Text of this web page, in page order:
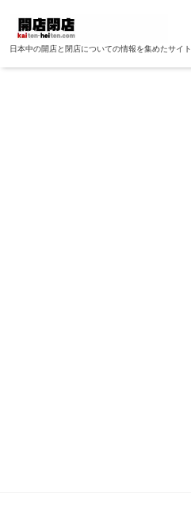
日本中の開店と閉店についての情報を集めたサイト